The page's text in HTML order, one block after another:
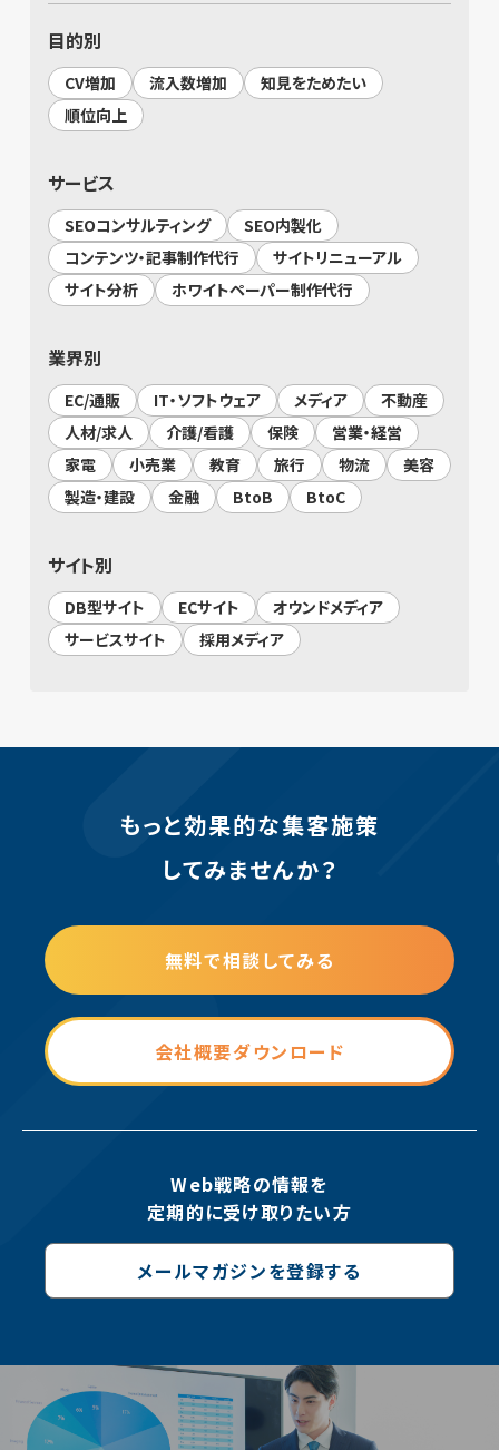
目的別
CV増加 流入数増加
知見をためたい
順位向上
サービス
SEOコンサルティング
SEO内製化
コンテンツ・記事制作代行
サイトリニューアル
サイト分析
ホワイトペーパー制作代行
業界別
EC/通販 IT・ソフトウェア メディア
不動産
人材/求人
介護/看護 保険
営業・経営
家電
小売業 教育 旅行 物流
美容
製造・建設
金融 BtoB BtoC
サイト別
DB型サイト ECサイト
オウンドメディア
サービスサイト
採用メディア
もっと効果的な集客施策
してみませんか？
無料で相談してみる
会社概要ダウンロード
Web戦略の情報を
定期的に受け取りたい方
メールマガジンを登録する